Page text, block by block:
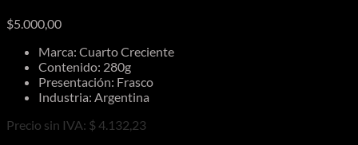
$5.000,00
Marca: Cuarto Creciente
Contenido: 280g
Presentación: Frasco
Industria: Argentina
Precio sin IVA: $ 4.132,23